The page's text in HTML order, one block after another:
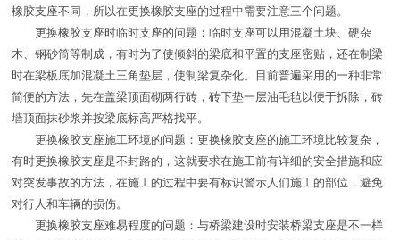
橡胶支座不同，所以在更换橡胶支座的过程中需要注意三个问题。
更换橡胶支座时临时支座的问题：临时支座可以用混凝土块、硬杂
木、钢砂筒等制成，有时为了使倾斜的梁底和平置的支座密贴，还在制梁
时在梁板底加混凝土三角垫层，使制梁复杂化。目前普遍采用的一种非常
简便的方法，先在盖梁顶面砌两行砖，砖下垫一层油毛毡以便于拆除，砖
墙顶面抹砂浆并按梁底标高严格找平。
更换橡胶支座施工环境的问题：更换橡胶支座的施工环境比较复杂，
有时更换橡胶支座是不封路的，这就要求在施工前有详细的安全措施和应
对突发事故的方法，在施工的过程中要有标识警示人们施工的部位，避免
对行人和车辆的损伤。
更换橡胶支座难易程度的问题：与桥梁建设时安装桥梁支座是不一样